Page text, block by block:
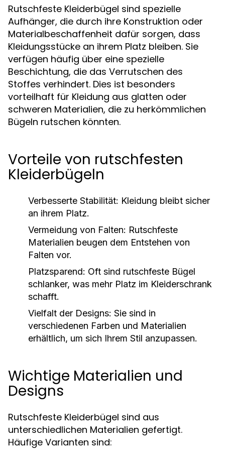
Rutschfeste Kleiderbügel sind spezielle
Aufhänger, die durch ihre Konstruktion oder
Materialbeschaffenheit dafür sorgen, dass
Kleidungsstücke an ihrem Platz bleiben. Sie
verfügen häufig über eine spezielle
Beschichtung, die das Verrutschen des
Stoffes verhindert. Dies ist besonders
vorteilhaft für Kleidung aus glatten oder
schweren Materialien, die zu herkömmlichen
Bügeln rutschen könnten.
Vorteile von rutschfesten
Kleiderbügeln
Verbesserte Stabilität: Kleidung bleibt sicher
an ihrem Platz.
Vermeidung von Falten: Rutschfeste
Materialien beugen dem Entstehen von
Falten vor.
Platzsparend: Oft sind rutschfeste Bügel
schlanker, was mehr Platz im Kleiderschrank
schafft.
Vielfalt der Designs: Sie sind in
verschiedenen Farben und Materialien
erhältlich, um sich Ihrem Stil anzupassen.
Wichtige Materialien und
Designs
Rutschfeste Kleiderbügel sind aus
unterschiedlichen Materialien gefertigt.
Häufige Varianten sind: